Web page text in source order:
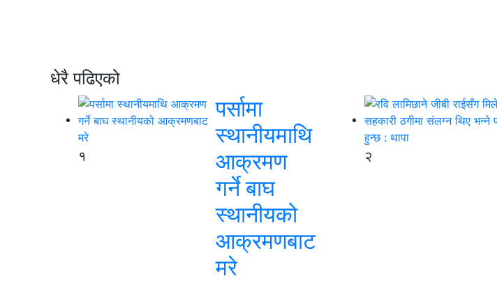
धेरै पढिएको
१
पर्सामा
स्थानीयमाथि
आक्रमण
गर्ने बाघ
स्थानीयको
आक्रमणबाट
मरे
२